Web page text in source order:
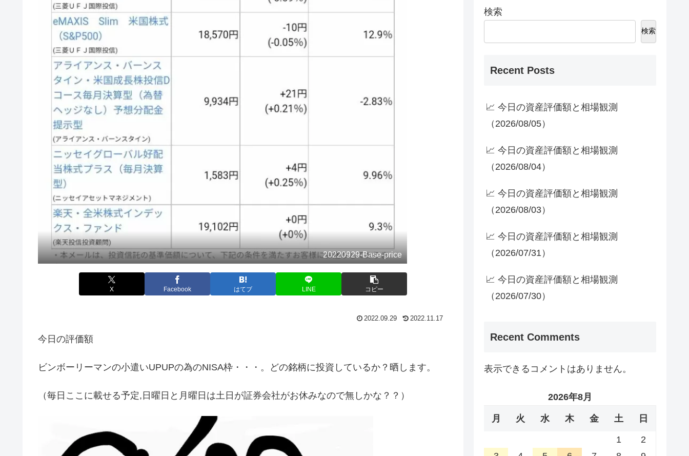
20220929-Base-price
X Facebook はてブ LINE コピー
2022.09.29 2022.11.17
今日の評価額
ビンボーリーマンの小遣いUPUPの為のNISA枠・・・。どの銘柄に投資しているか？晒します。
（毎日ここに載せる予定,日曜日と月曜日は土日が証券会社がお休みなので無しかな？？）
検索
検索
Recent Posts
📈 今日の資産評価額と相場観測
（2026/08/05）
📈 今日の資産評価額と相場観測
（2026/08/04）
📈 今日の資産評価額と相場観測
（2026/08/03）
📈 今日の資産評価額と相場観測
（2026/07/31）
📈 今日の資産評価額と相場観測
（2026/07/30）
Recent Comments
表示できるコメントはありません。
2026年8月
月 火 水 木 金 土 日
1
2